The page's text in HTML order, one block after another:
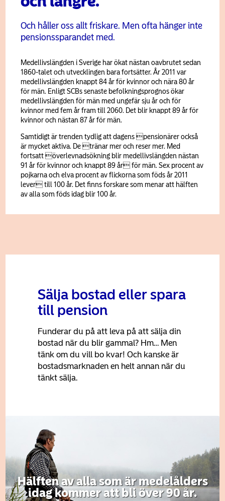
Och håller oss allt friskare. Men ofta hänger inte
pensionssparandet med.
Medellivslängden i Sverige har ökat nästan oavbrutet sedan
1860-talet och utvecklingen bara fortsätter. År 2011 var
medel­­livs­längden knappt 84 år för kvinnor och nära 80 år
för män. Enligt SCBs senaste befolkningsprognos ökar
medellivslängden för män med unge­fär sju år och för
kvinnor med fem år fram till 2060. Det blir knappt 89 år för
kvinnor och nästan 87 år för män.
Samtidigt är trenden tydlig att dagens pensionärer också
är mycket aktiva. De tränar mer och reser mer. Med
fortsatt över­levnads­ökning blir medel­livs­längden nästan
91 år för kvinnor och knappt 89 år för män. Sex procent av
pojkarna och elva procent av flickorna som föds år 2011
lever till 100 år. Det finns forskare som menar att hälften
av alla som föds idag blir 100 år.
Sälja bostad eller spara
till pension
Funderar du på att leva på att sälja din
bostad när du blir gammal? Hm… Men
tänk om du vill bo kvar! Och kanske är
bostadsmarknaden en helt annan när du
tänkt sälja.
Hälften av alla som är medelålders
idag kommer att bli över 90 år.